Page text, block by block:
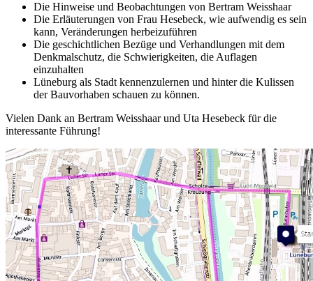
Die Hinweise und Beobachtungen von Bertram Weisshaar
Die Erläuterungen von Frau Hesebeck, wie aufwendig es sein
kann, Veränderungen herbeizuführen
Die geschichtlichen Bezüge und Verhandlungen mit dem
Denkmalschutz, die Schwierigkeiten, die Auflagen
einzuhalten
Lüneburg als Stadt kennenzulernen und hinter die Kulissen
der Bauvorhaben schauen zu können.
Vielen Dank an Bertram Weisshaar und Uta Hesebeck für die
interessante Führung!